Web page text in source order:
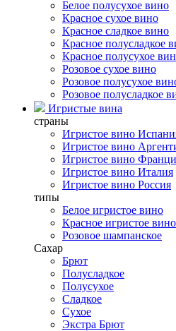
Белое полусухое вино
Красное сухое вино
Красное сладкое вино
Красное полусладкое
Красное полусухое
Розовое сухое вино
Розовое полусухое
Розовое полусладкое
Игристые вина
страны
Игристое вино
Игристое вино
Игристое вино
Игристое вино Италия
Игристое вино Россия
типы
Белое игристое вино
Красное игристое вино
Розовое шампанское
Сахар
Брют
Полусладкое
Полусухое
Сладкое
Сухое
Экстра Брют